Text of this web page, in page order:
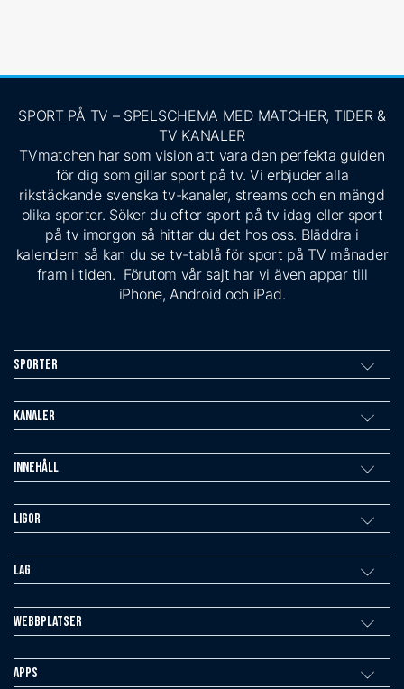
SPORT PÅ TV – SPELSCHEMA MED MATCHER, TIDER &
TV KANALER
TVmatchen har som vision att vara den perfekta guiden
för dig som gillar sport på tv. Vi erbjuder alla
rikstäckande svenska tv-kanaler, streams och en mängd
olika sporter. Söker du efter sport på tv idag eller sport
på tv imorgon så hittar du det hos oss. Bläddra i
kalendern så kan du se tv-tablå för sport på TV månader
fram i tiden. Förutom vår sajt har vi även appar till
iPhone, Android och iPad.
Sporter
Kanaler
Innehåll
Ligor
Lag
Webbplatser
Apps